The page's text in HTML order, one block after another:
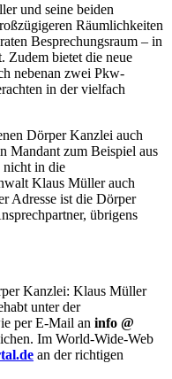
und seine beiden
Räumlichkeiten
Besprechungsraum – in
Zudem bietet die neue
nebenan zwei Pkw-
in der vielfach
Dörper Kanzlei auch
Mandant zum Beispiel aus
nicht in die
Klaus Müller auch
Adresse ist die Dörper
übrigens
Kanzlei: Klaus Müller
unter der
per E-Mail an info @
Im World-Wide-Web
an der richtigen